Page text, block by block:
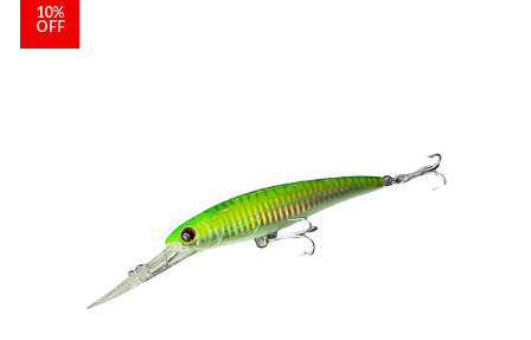
10%
OFF